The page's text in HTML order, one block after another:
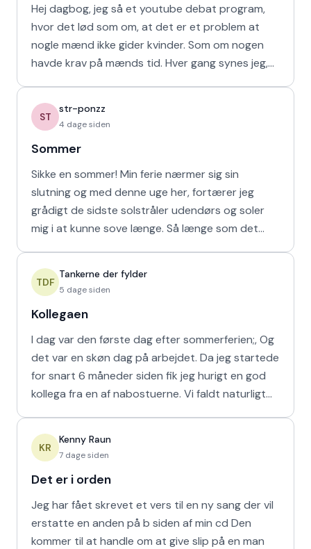
Hej dagbog, jeg så et youtube debat program,
hvor det lød som om, at det er et problem at
nogle mænd ikke gider kvinder. Som om nogen
havde krav på mænds tid. Hver gang synes jeg,
ST
str-ponzz
4 dage siden
Sommer
Sikke en sommer! Min ferie nærmer sig sin
slutning og med denne uge her, fortærer jeg
grådigt de sidste solstråler udendørs og soler
mig i at kunne sove længe. Så længe som det
TDF
Tankerne der fylder
5 dage siden
Kollegaen
I dag var den første dag efter sommerferien;, Og
det var en skøn dag på arbejdet. Da jeg startede
for snart 6 måneder siden fik jeg hurigt en god
kollega fra en af nabostuerne. Vi faldt naturligt
KR
Kenny Raun
7 dage siden
Det er i orden
Jeg har fået skrevet et vers til en ny sang der vil
erstatte en anden på b siden af min cd Den
kommer til at handle om at give slip på en man